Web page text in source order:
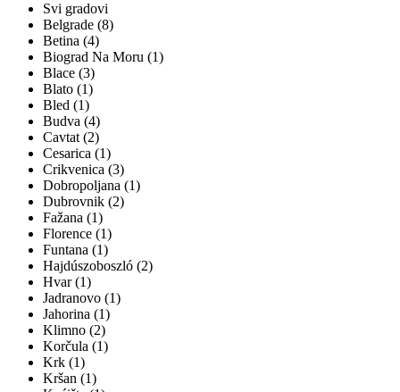
Svi gradovi
Belgrade (8)
Betina (4)
Biograd Na Moru (1)
Blace (3)
Blato (1)
Bled (1)
Budva (4)
Cavtat (2)
Cesarica (1)
Crikvenica (3)
Dobropoljana (1)
Dubrovnik (2)
Fažana (1)
Florence (1)
Funtana (1)
Hajdúszoboszló (2)
Hvar (1)
Jadranovo (1)
Jahorina (1)
Klimno (2)
Korčula (1)
Krk (1)
Kršan (1)